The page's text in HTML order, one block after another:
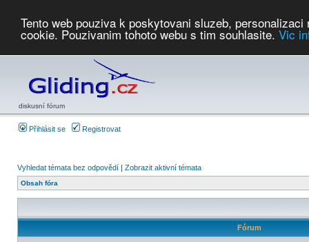
Tento web pouziva k poskytovani sluzeb,
cookie. Pouzivanim tohoto webu s tim souhlasite. Vic
diskusní fórum
Přihlásit se Registrovat
Vyhledat témata bez odpovědí | Zobrazit aktivní témata
Obsah fóra
Fórum